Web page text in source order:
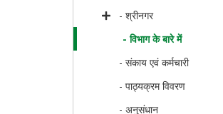
- श्रीनगर
- विभाग के बारे में
- संकाय एवं कर्मचारी
- पाठ्यक्रम विवरण
- अनुसंधान